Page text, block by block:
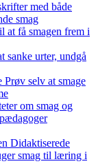
med både
smag
at få smagen frem i
sanke urter, undgå
Prøv selv at smage
om smag og
Didaktiserede
smag til læring i